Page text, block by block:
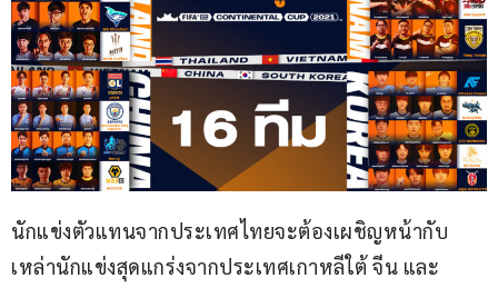
นักแข่งตัวแทนจากประเทศไทยจะต้องเผชิญหน้ากับ
เหล่านักแข่งสุดแกร่งจากประเทศเกาหลีใต้ จีน และ